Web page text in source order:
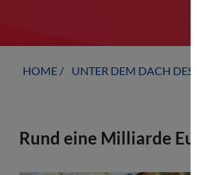
HOME UNTER DEM DACH DES
Rund eine Milliarde